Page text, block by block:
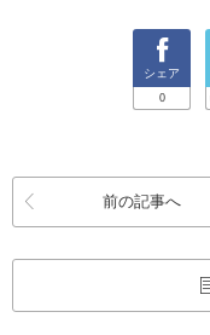
シェア
0
前の記事へ